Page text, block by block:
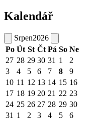
Kalendář
Srpen2026
Po Út St Čt Pá So Ne
27 28 29 30 31 1
2
3
4 5 6 7 8
9
10 11 12 13 14 15 16
17 18 19 20 21 22 23
24 25 26 27 28 29 30
31 1 2 3 4 5 6